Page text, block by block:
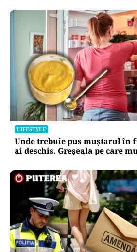
LIFESTYLE
Unde trebuie pus muștarul în
ai deschis. Greșeala pe care